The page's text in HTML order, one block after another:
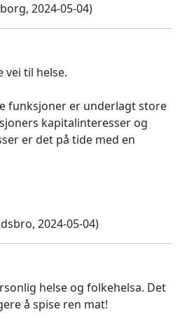
2024-05-04)
vei til helse.
funksjoner er underlagt store
kapitalinteresser og
er det på tide med en
2024-05-04)
helse og folkehelsa. Det
å spise ren mat!